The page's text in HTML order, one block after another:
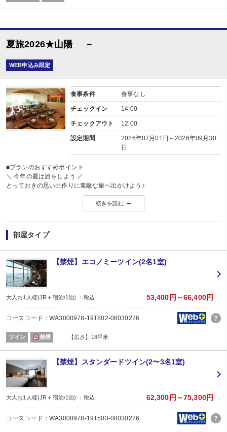
夏旅2026★山陽 －
WEB申込み限定
食事条件 食事なし
チェックイン 14:00
チェックアウト 12:00
設定期間
2026年07月01日～2026年09月30
日
■プランのおすすめポイント
＼ 今年の夏は旅をしよう ／
とっておきの思い出作りに素敵な旅へ出かけよう♪
【2026年】夏休み・お盆おすすめ国内旅行特集
続きを読む
部屋タイプ
【禁煙】エコノミーツイン(2名1室)
大人お1人様(JR＋宿泊/1泊) ：税込 53,400円～66,400円
コースコード：WA3008978-19T802-08030226
ツイン 禁煙 【広さ】18平米
【禁煙】スタンダードツイン(2〜3名1室)
大人お1人様(JR＋宿泊/1泊) ：税込 62,300円～75,300円
コースコード：WA3008978-19T503-08030226